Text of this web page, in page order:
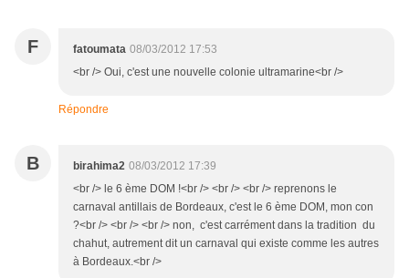
F fatoumata 08/03/2012 17:53
<br /> Oui, c'est une nouvelle colonie ultramarine<br />
Répondre
B birahima2 08/03/2012 17:39
<br /> le 6 ème DOM !<br /> <br /> <br /> reprenons le
carnaval antillais de Bordeaux, c'est le 6 ème DOM, mon con
?<br /> <br /> <br /> non, c'est carrément dans la tradition du
chahut, autrement dit un carnaval qui existe comme les autres
à Bordeaux.<br />